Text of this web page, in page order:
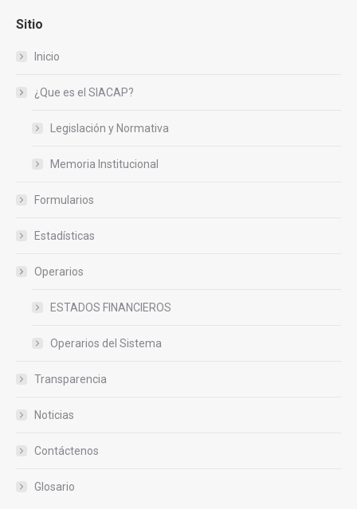
Sitio
Inicio
¿Que es el SIACAP?
Legislación y Normativa
Memoria Institucional
Formularios
Estadísticas
Operarios
ESTADOS FINANCIEROS
Operarios del Sistema
Transparencia
Noticias
Contáctenos
Glosario